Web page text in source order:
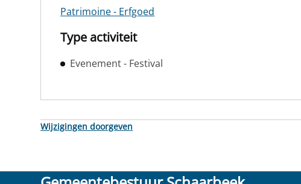
Patrimoine - Erfgoed
Type activiteit
Evenement - Festival
Wijzigingen doorgeven